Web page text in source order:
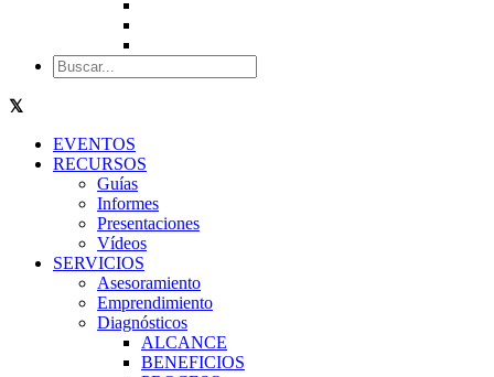
EVENTOS
RECURSOS
Guías
Informes
Presentaciones
Vídeos
SERVICIOS
Asesoramiento
Emprendimiento
Diagnósticos
ALCANCE
BENEFICIOS